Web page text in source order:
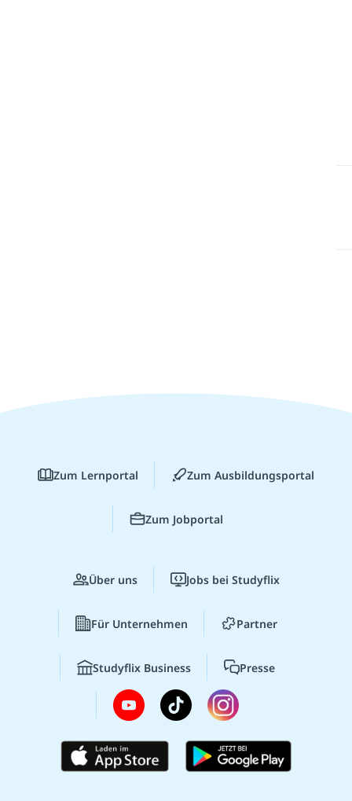
Zum Lernportal Zum Ausbildungsportal
Zum Jobportal
Über uns Jobs bei Studyflix
Für Unternehmen Partner
Studyflix Business Presse